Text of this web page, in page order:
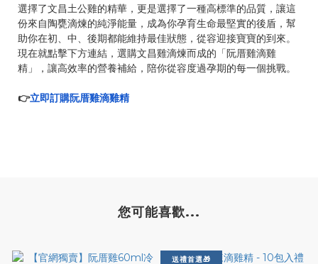
選擇了文昌土公雞的精華，更是選擇了一種高標準的品質，讓這
份來自陶甕滴煉的純淨能量，成為你孕育生命最堅實的後盾，幫
助你在初、中、後期都能維持最佳狀態，從容迎接寶寶的到來。
現在就點擊下方連結，選購文昌雞滴煉而成的「阮厝雞滴雞
精」，讓高效率的營養補給，陪你從容度過孕期的每一個挑戰。
👉立即訂購阮厝雞滴雞精
您可能喜歡...
送禮首選🎁